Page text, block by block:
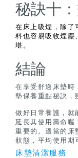
秘訣十
在床上吸煙，除了
料也容易吸收煙塵
堪。
結論
在享受舒適床墊時
墊保養重點秘訣，
做好日常養護，就
延長其使用壽命喔
重要的。適當的床
狀態，平均使用期
床墊清潔服務